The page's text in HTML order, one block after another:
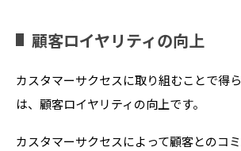
顧客ロイヤリティの向上
カスタマーサクセスに取り組むことで得
は、顧客ロイヤリティの向上です。
カスタマーサクセスによって顧客とのコ